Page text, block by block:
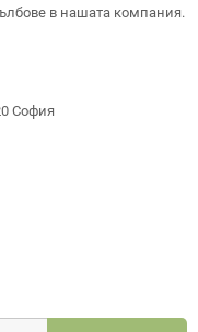
в нашата компания.
София